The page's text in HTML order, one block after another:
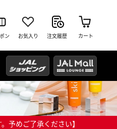
ン お気入り 注文履歴 カート
予めご了承ください】